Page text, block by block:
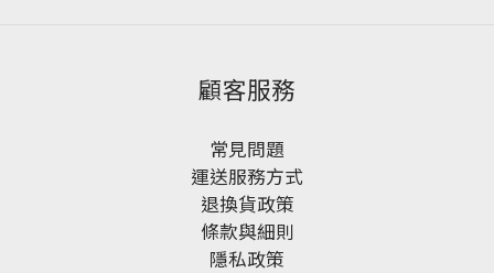
顧客服務
常見問題
運送服務方式
退換貨政策
條款與細則
隱私政策